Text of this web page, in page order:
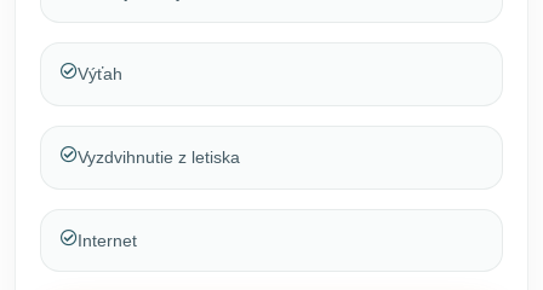
Výťah
Vyzdvihnutie z letiska
Internet